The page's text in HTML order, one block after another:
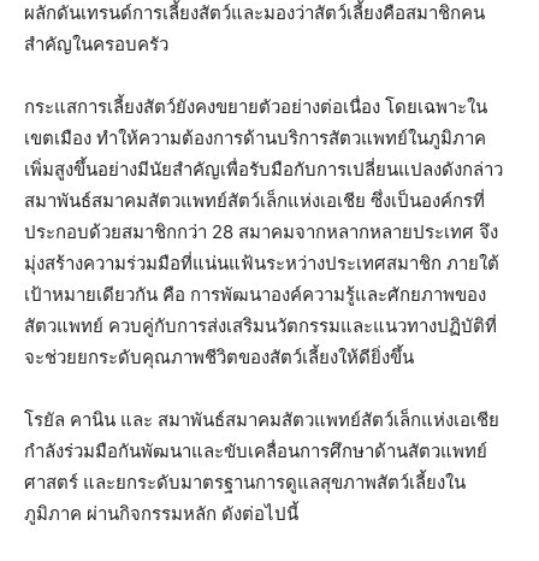
ผลักดันเทรนด์การเลี้ยงสัตว์และมองว่าสัตว์เลี้ยงคือสมาชิกคน
สำคัญในครอบครัว
กระแสการเลี้ยงสัตว์ยังคงขยายตัวอย่างต่อเนื่อง โดยเฉพาะใน
เขตเมือง ทำให้ความต้องการด้านบริการสัตวแพทย์ในภูมิภาค
เพิ่มสูงขึ้นอย่างมีนัยสำคัญเพื่อรับมือกับการเปลี่ยนแปลงดังกล่าว
สมาพันธ์สมาคมสัตวแพทย์สัตว์เล็กแห่งเอเชีย ซึ่งเป็นองค์กรที่
ประกอบด้วยสมาชิกกว่า 28 สมาคมจากหลากหลายประเทศ จึง
มุ่งสร้างความร่วมมือที่แน่นแฟ้นระหว่างประเทศสมาชิก ภายใต้
เป้าหมายเดียวกัน คือ การพัฒนาองค์ความรู้และศักยภาพของ
สัตวแพทย์ ควบคู่กับการส่งเสริมนวัตกรรมและแนวทางปฏิบัติที่
จะช่วยยกระดับคุณภาพชีวิตของสัตว์เลี้ยงให้ดียิ่งขึ้น
โรยัล คานิน และ สมาพันธ์สมาคมสัตวแพทย์สัตว์เล็กแห่งเอเชีย
กำลังร่วมมือกันพัฒนาและขับเคลื่อนการศึกษาด้านสัตวแพทย์
ศาสตร์ และยกระดับมาตรฐานการดูแลสุขภาพสัตว์เลี้ยงใน
ภูมิภาค ผ่านกิจกรรมหลัก ดังต่อไปนี้